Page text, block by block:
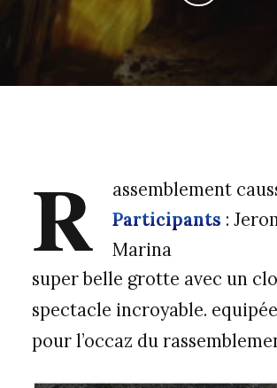
R
assemblement
Participants :
Marina
super belle grotte avec un
spectacle incroyable.
pour l’occaz du